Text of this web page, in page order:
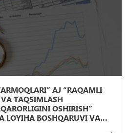
AJ “RAQAMLI
TAQSIMLASH
OSHIRISH”
LOYIHA BOSHQARUVI VA